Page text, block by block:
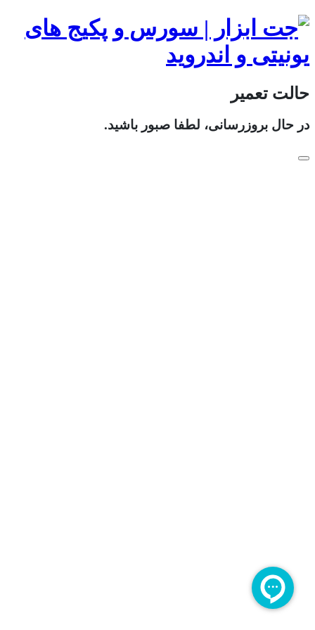
حالت تعمیر
در حال بروزرسانی، لطفا صبور باشید.